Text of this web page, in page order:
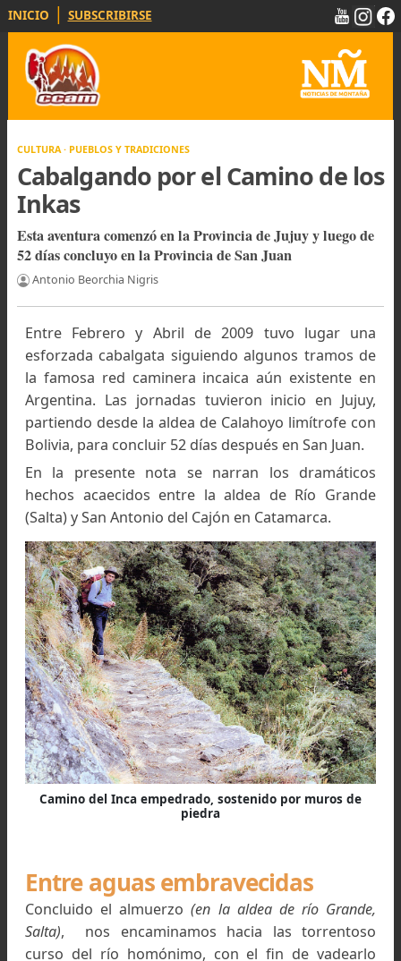
INICIO | SUBSCRIBIRSE
CULTURA · PUEBLOS Y TRADICIONES
Cabalgando por el Camino de
Inkas
Esta aventura comenzó en la Provincia de Jujuy y luego
52 días concluyo en la Provincia de San Juan
Antonio Beorchia Nigris
Entre Febrero y Abril de 2009 tuvo lugar
esforzada cabalgata siguiendo algunos tramos
la famosa red caminera incaica aún existente
Argentina. Las jornadas tuvieron inicio en
partiendo desde la aldea de Calahoyo limítrofe
Bolivia, para concluir 52 días después en San
En la presente nota se narran los
hechos acaecidos entre la aldea de Río
(Salta) y San Antonio del Cajón en Catamarca.
Camino del Inca empedrado, sostenido por muros de
piedra